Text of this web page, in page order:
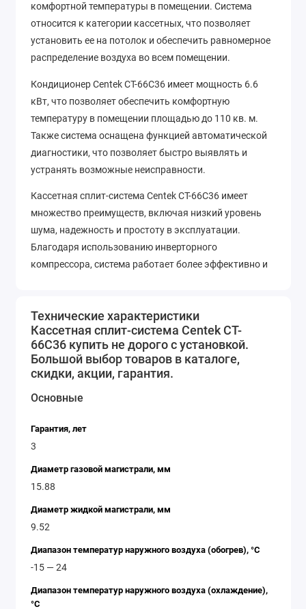
комфортной температуры в помещении. Система
относится к категории кассетных, что позволяет
установить ее на потолок и обеспечить равномерное
распределение воздуха во всем помещении.
Кондиционер Centek CT-66C36 имеет мощность 6.6
кВт, что позволяет обеспечить комфортную
температуру в помещении площадью до 110 кв. м.
Также система оснащена функцией автоматической
диагностики, что позволяет быстро выявлять и
устранять возможные неисправности.
Кассетная сплит-система Centek CT-66C36 имеет
множество преимуществ, включая низкий уровень
шума, надежность и простоту в эксплуатации.
Благодаря использованию инверторного
компрессора, система работает более эффективно и
идеальное решение для тех, кто ценит комфорт и
экономию. Приобретая эту сплит-систему, вы
получаете надежное и эффективное решение для
обеспечения комфортной температуры в помещении.
Технические характеристики
Кассетная сплит-система Centek CT-
66C36 купить не дорого с установкой.
Большой выбор товаров в каталоге,
скидки, акции, гарантия.
Основные
Гарантия, лет
3
Диаметр газовой магистрали, мм
15.88
Диаметр жидкой магистрали, мм
9.52
Диапазон температур наружного воздуха (обогрев), °C
-15 — 24
Диапазон температур наружного воздуха (охлаждение),
°C